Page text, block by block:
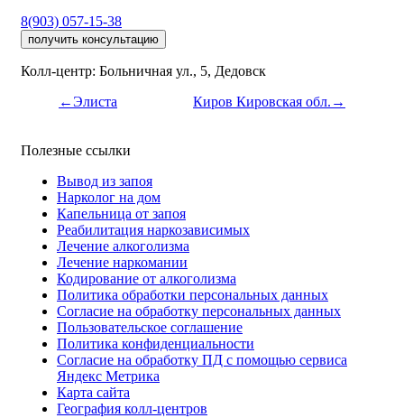
8(903) 057-15-38
получить консультацию
Колл-центр: Больничная ул., 5, Дедовск
←Элиста
Киров Кировская обл.→
Полезные ссылки
Вывод из запоя
Нарколог на дом
Капельница от запоя
Реабилитация наркозависимых
Лечение алкоголизма
Лечение наркомании
Кодирование от алкоголизма
Политика обработки персональных данных
Согласие на обработку персональных данных
Пользовательское соглашение
Политика конфиденциальности
Согласие на обработку ПД с помощью сервиса
Яндекс Метрика
Карта сайта
География колл-центров